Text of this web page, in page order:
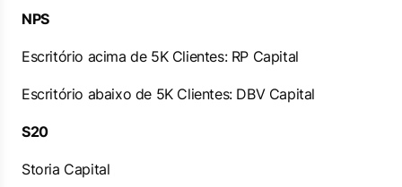
NPS
Escritório acima de 5K Clientes: RP Capital
Escritório abaixo de 5K Clientes: DBV Capital
S20
Storia Capital